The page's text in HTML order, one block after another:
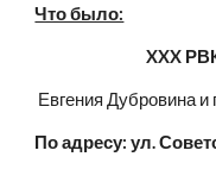
Что было:
XXX
Евгения Дубровина
По адресу: ул.